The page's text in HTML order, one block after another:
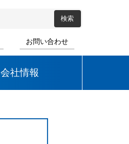
お問い合わせ
会社情報